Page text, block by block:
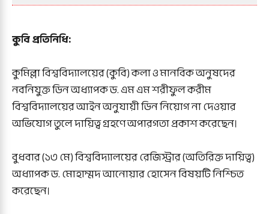
কুবি প্রতিনিধি:
‎কুমিল্লা বিশ্ববিদ্যালয়ের (কুবি) কলা ও মানবিক অনুষদের
নবনিযুক্ত ডিন অধ্যাপক ড. এম এম শরীফুল করীম
বিশ্ববিদ্যালয়ের আইন অনুযায়ী ডিন নিয়োগ না দেওয়ার
অভিযোগ তুলে দায়িত্ব গ্রহণে অপারগতা প্রকাশ করেছেন।
‎বুধবার (১৩ মে) বিশ্ববিদ্যালয়ের রেজিস্ট্রার (অতিরিক্ত দায়িত্ব)
অধ্যাপক ড. মোহাম্মদ আনোয়ার হোসেন বিষয়টি নিশ্চিত
করেছেন।